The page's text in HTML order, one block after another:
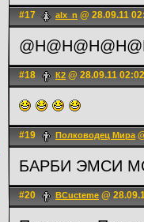
#17 alx_n @ 28.09.11
#18 К2 @ 28.09.11 02:02
#19 Полководец Мира
БАРБИ ЭМСИ
#20 BCucteme @